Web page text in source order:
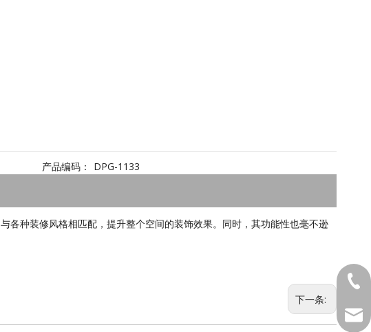
产品编码： DPG-1133
各种装修风格相匹配，提升整个空间的装饰效果。同时，其功能性也毫不逊
下一条: